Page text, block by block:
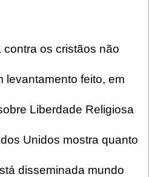
os cristãos não
levantamento feito, em
Liberdade Religiosa
Unidos mostra quanto
disseminada mundo